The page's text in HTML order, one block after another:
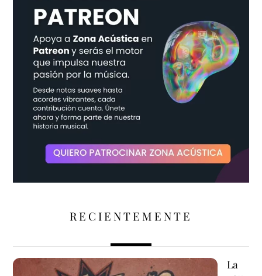
RECIENTEMENTE
La